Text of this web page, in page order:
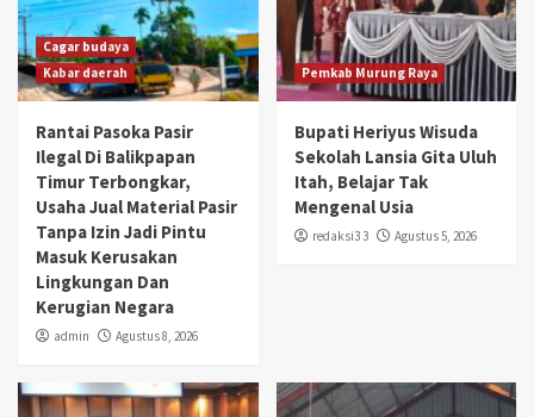
Cagar budaya
Kabar daerah
Rantai Pasoka Pasir
Ilegal Di Balikpapan
Timur Terbongkar,
Usaha Jual Material Pasir
Tanpa Izin Jadi Pintu
Masuk Kerusakan
Lingkungan Dan
Kerugian Negara
admin Agustus 8, 2026
Pemkab Murung Raya
Bupati Heriyus Wisuda
Sekolah Lansia Gita Uluh
Itah, Belajar Tak
Mengenal Usia
redaksi3 3 Agustus 5, 2026